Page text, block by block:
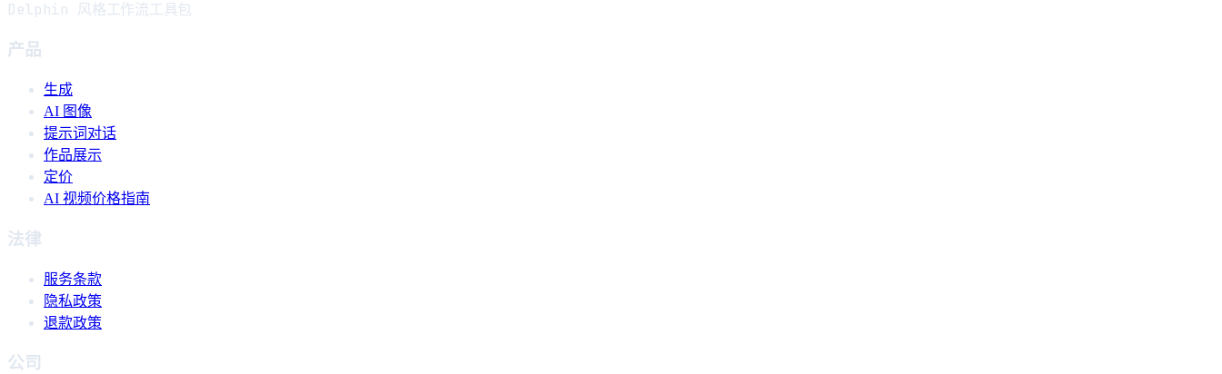
Delphin 风格工作流工具包
产品
生成
AI 图像
提示词对话
作品展示
定价
AI 视频价格指南
法律
服务条款
隐私政策
退款政策
公司